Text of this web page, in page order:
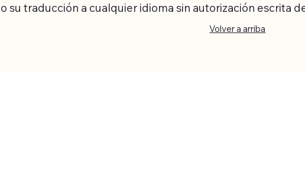
traducción a cualquier idioma sin autorización escrita
Volver a arriba